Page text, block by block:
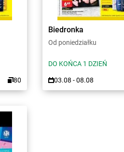
80
Biedronka
Od poniedziałku
DO KOŃCA 1 DZIEŃ
03.08 - 08.08